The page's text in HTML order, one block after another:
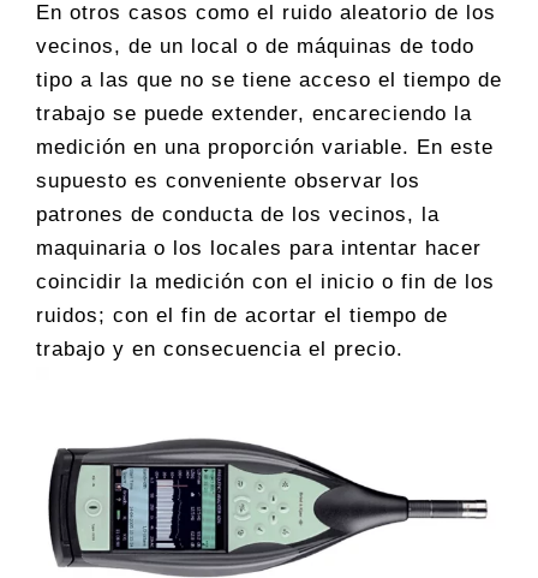
En otros casos como el ruido aleatorio de los
vecinos, de un local o de máquinas de todo
tipo a las que no se tiene acceso el tiempo de
trabajo se puede extender, encareciendo la
medición en una proporción variable. En este
supuesto es conveniente observar los
patrones de conducta de los vecinos, la
maquinaria o los locales para intentar hacer
coincidir la medición con el inicio o fin de los
ruidos; con el fin de acortar el tiempo de
trabajo y en consecuencia el precio.